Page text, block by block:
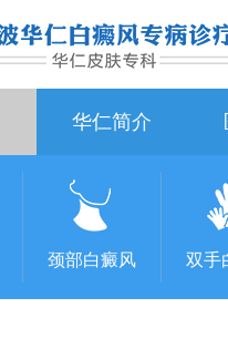
华仁简介
颈部白癜风 双手